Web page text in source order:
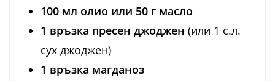
100 мл олио или 50 г масло
1 връзка пресен джоджен (или 1 с.л.
сух джоджен)
1 връзка магданоз